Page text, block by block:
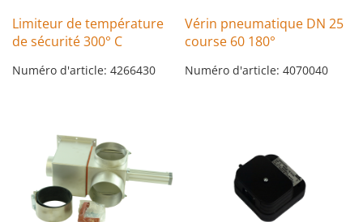
Limiteur de température
de sécurité 300° C
Numéro d'article: 4266430
Vérin pneumatique DN 25
course 60 180°
Numéro d'article: 4070040